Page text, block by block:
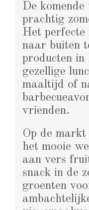
De
prachtig
Het perfecte
naar buiten
producten in
gezellige
maaltijd of
vrienden.
Op de
het mooie
aan vers
snack in de
groenten